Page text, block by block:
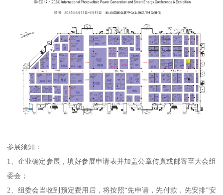
参展须知：
1、企业确定参展，填好参展申请表并加盖公章传真或邮寄至大会组
委会；
2、组委会当收到预定费用后，将按照“先申请，先付款，先安排”安